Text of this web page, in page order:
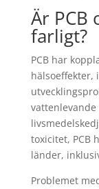
Är PCB
farligt?
PCB har
hälsoeffekter,
toxicitet, PCB
länder,
Problemet